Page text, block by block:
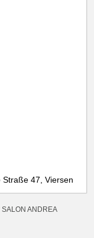
Straße 47, Viersen
ANDREA